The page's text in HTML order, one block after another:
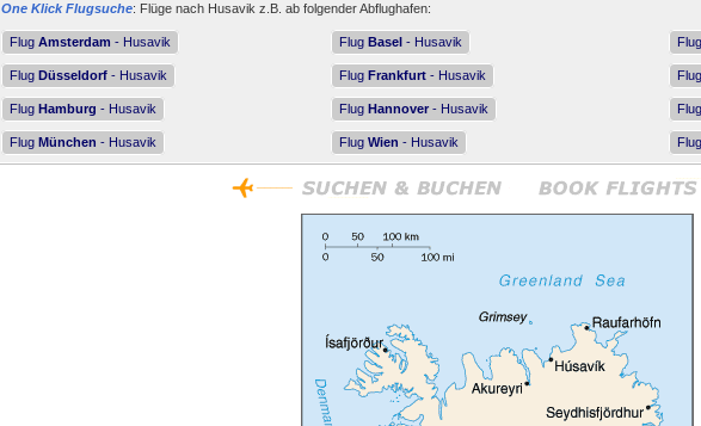
One Klick Flugsuche: Flüge nach Husavik z.B. ab folgender Abflughafen:
Flug Amsterdam - Husavik Flug Basel - Husavik Flug
Flug Düsseldorf - Husavik Flug Frankfurt - Husavik Flug
Flug Hamburg - Husavik Flug Hannover - Husavik Flug
Flug München - Husavik Flug Wien - Husavik Flug